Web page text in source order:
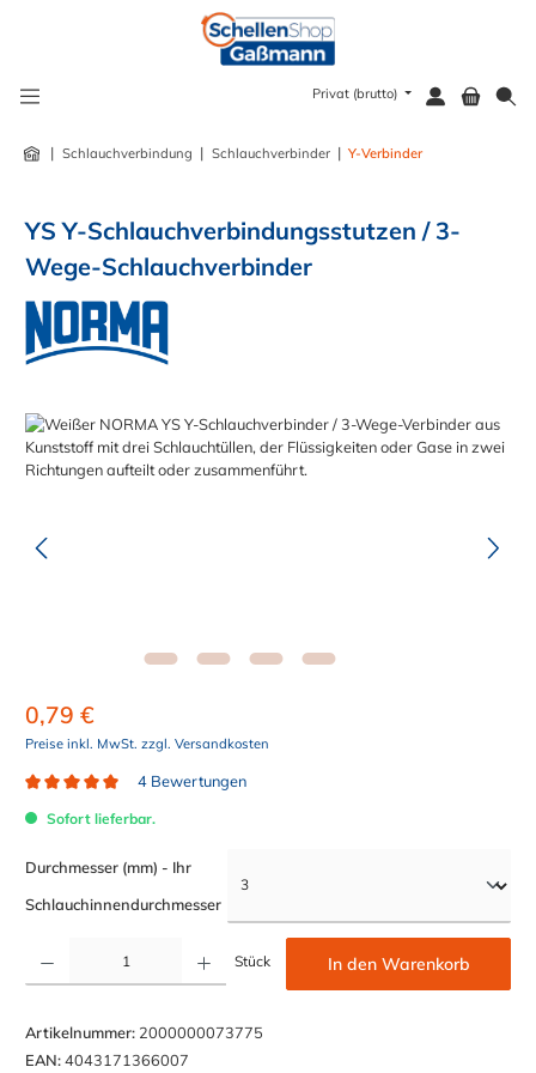
Privat (brutto)
| Schlauchverbindung | Schlauchverbinder | Y-Verbinder
YS Y-Schlauchverbindungsstutzen / 3-
Wege-Schlauchverbinder
Bildergalerie überspringen
0,79 €
Preise inkl. MwSt. zzgl. Versandkosten
4 Bewertungen
Sofort lieferbar.
Durchmesser (mm) - Ihr
Schlauchinnendurchmesserauswählen
Stück In den Warenkorb
Artikelnummer: 2000000073775
EAN:4043171366007